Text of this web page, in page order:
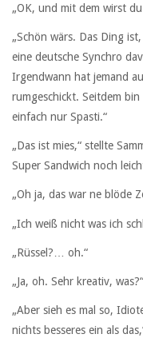
„OK, und mit dem wirst
„Schön wärs. Das Ding
eine deutsche Synchro
Irgendwann hat jemand
rumgeschickt. Seitdem
einfach nur Spasti.“
„Das ist mies,“ stellte
Super Sandwich noch
„Oh ja, das war ne blöde
„Ich weiß nicht was ich
„Rüssel?… oh.“
„Ja, oh. Sehr kreativ, was?“
„Aber sieh es mal so,
nichts besseres ein als